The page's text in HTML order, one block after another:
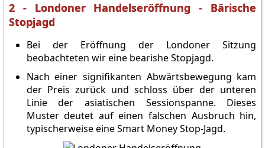
2 - Londoner Handelseröffnung - Bärische
Stopjagd
Bei der Eröffnung der Londoner Sitzung
beobachteten wir eine bearishe Stopjagd.
Nach einer signifikanten Abwärtsbewegung kam
der Preis zurück und schloss über der unteren
Linie der asiatischen Sessionspanne. Dieses
Muster deutet auf einen falschen Ausbruch hin,
typischerweise eine Smart Money Stop-Jagd.